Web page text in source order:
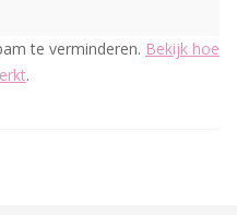
te verminderen. Bekijk hoe
.